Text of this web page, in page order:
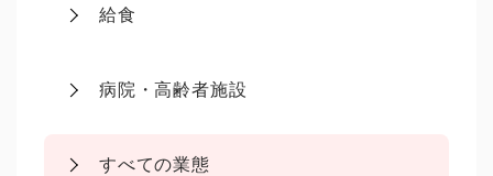
給食
病院・高齢者施設
すべての業態